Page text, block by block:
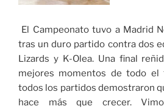
El Campeonato tuvo a Madrid
tras un duro partido contra dos
Lizards y K-Olea. Una final
mejores momentos de todo el
todos los partidos demostraron
hace más que crecer.